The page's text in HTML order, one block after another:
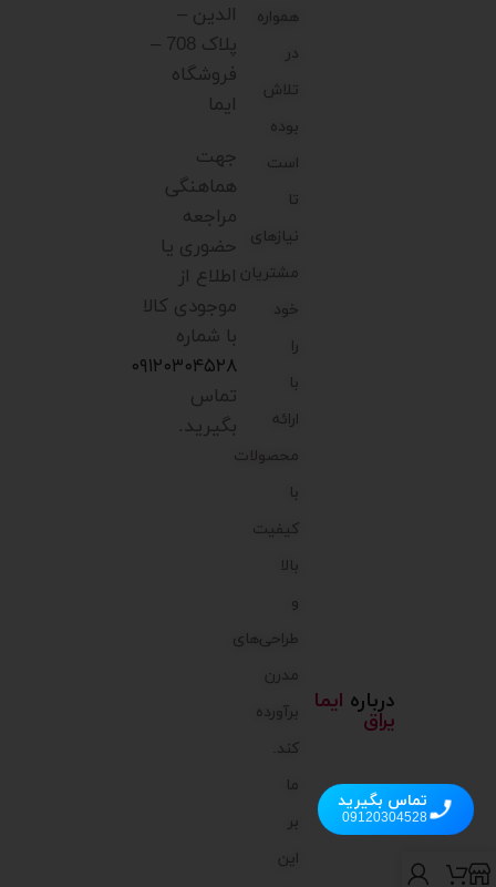
درباره ایما
یراق
همواره
در
تلاش
بوده
است
تا
نیازهای
مشتریان
خود
را
با
ارائه
محصولات
با
کیفیت
بالا
و
طراحی‌های
مدرن
برآورده
کند.
ما
بر
این
الدین –
پلاک 708 –
فروشگاه
ایما
جهت
هماهنگی
مراجعه
حضوری یا
اطلاع از
موجودی کالا
با شماره
۰۹۱۲۰۳۰۴۵۲۸
تماس
بگیرید.
تماس بگیرید
09120304528